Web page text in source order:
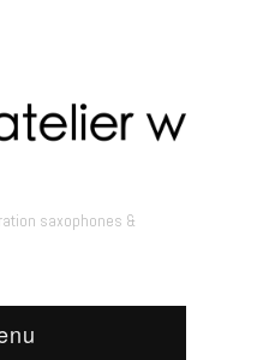
saxophones &